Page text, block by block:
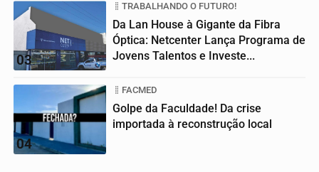
03
TRABALHANDO O FUTURO!
Da Lan House à Gigante da Fibra
Óptica: Netcenter Lança Programa de
Jovens Talentos e Investe...
04
FACMED
Golpe da Faculdade! Da crise
importada à reconstrução local